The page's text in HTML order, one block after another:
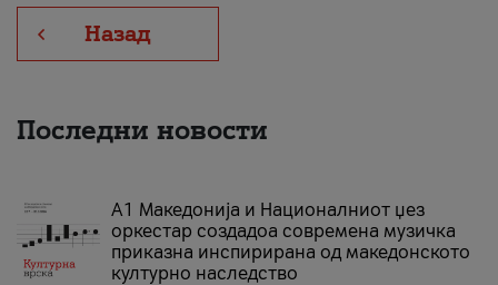
Назад
Последни новости
А1 Македонија и Националниот џез
оркестар создадоа современа музичка
приказна инспирирана од македонското
културно наследство